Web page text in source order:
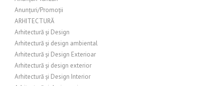
Anunțuri/Promoții
ARHITECTURĂ
Arhitectură și Design
Arhitectură și design ambiental
Arhitectură și Design Exterioar
Arhitectură și design exterior
Arhitectură și Design Interior